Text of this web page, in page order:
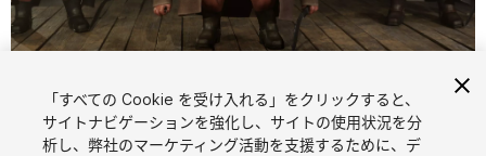
1/ 11
「すべての Cookie を受け入れる」をクリックすると、
サイトナビゲーションを強化し、サイトの使用状況を分
析し、弊社のマーケティング活動を支援するために、デ